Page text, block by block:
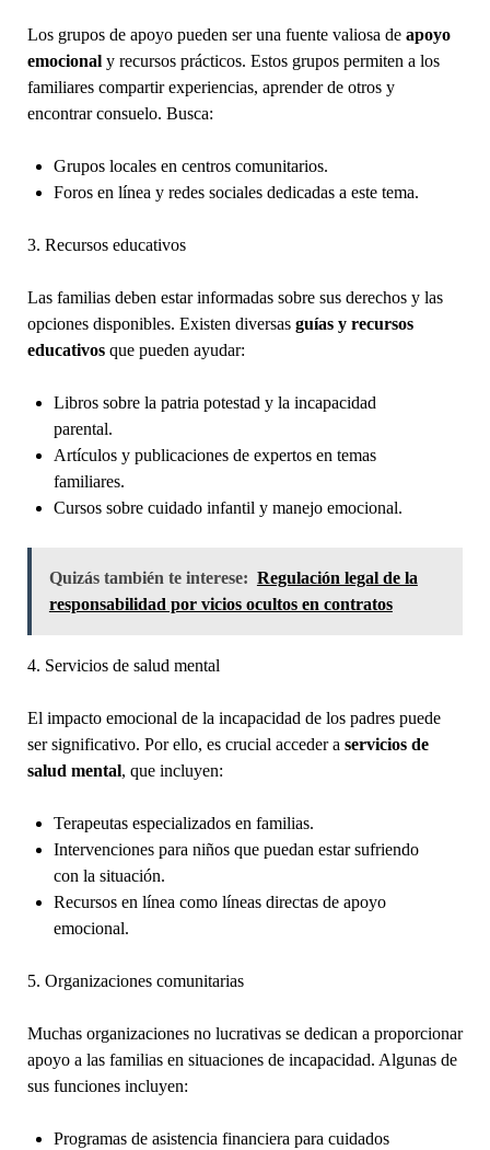
Los grupos de apoyo pueden ser una fuente valiosa de apoyo
emocionaly recursos prácticos. Estos grupos permiten a los
familiares compartir experiencias, aprender de otros y
encontrar consuelo. Busca:
Grupos locales en centros comunitarios.
Foros en línea y redes sociales dedicadas a este tema.
3. Recursos educativos
Las familias deben estar informadas sobre sus derechos y las
opciones disponibles. Existen diversas guías y recursos
educativosque pueden ayudar:
Libros sobre la patria potestad y la incapacidad
parental.
Artículos y publicaciones de expertos en temas
familiares.
Cursos sobre cuidado infantil y manejo emocional.
Quizás también te interese: Regulación legal de la
responsabilidad por vicios ocultos en contratos
4. Servicios de salud mental
El impacto emocional de la incapacidad de los padres puede
ser significativo. Por ello, es crucial acceder a servicios de
salud mental, que incluyen:
Terapeutas especializados en familias.
Intervenciones para niños que puedan estar sufriendo
con la situación.
Recursos en línea como líneas directas de apoyo
emocional.
5. Organizaciones comunitarias
Muchas organizaciones no lucrativas se dedican a proporcionar
apoyo a las familias en situaciones de incapacidad. Algunas de
sus funciones incluyen:
Programas de asistencia financiera para cuidados